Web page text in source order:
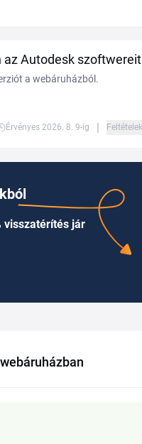
az Autodesk szoftwereit
a webáruházból.
Érvényes 2026. 8. 9-ig | Feltételek
visszatérítés jár